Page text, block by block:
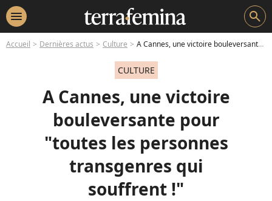
menu search
Accueil Dernières actus Culture A Cannes, une victoire bouleversante pour "toutes les personnes transgenres qui souffrent !"
CULTURE
A Cannes, une victoire
bouleversante pour
"toutes les personnes
transgenres qui
souffrent !"